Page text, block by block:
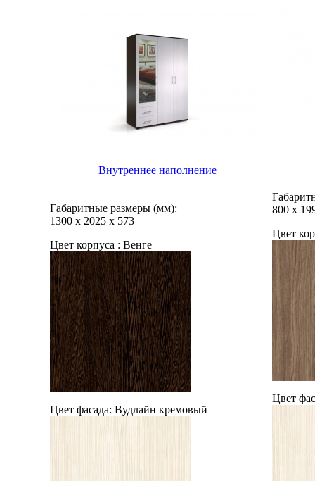
Внутреннее наполнение
Габаритные размеры (мм):
1300 х 2025 х 573
Цвет корпуса : Венге
Цвет фасада: Вудлайн кремовый
800 х
Цвет
Цвет